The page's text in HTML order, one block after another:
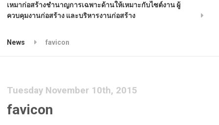
เหมาก่อสร้างชำนาญการเฉพาะด้านให้เหมาะกับไซต์งาน ผู้
ควบคุมงานก่อสร้าง และบริหารงานก่อสร้าง
News favicon
Tuesday November 10th, 2015
favicon